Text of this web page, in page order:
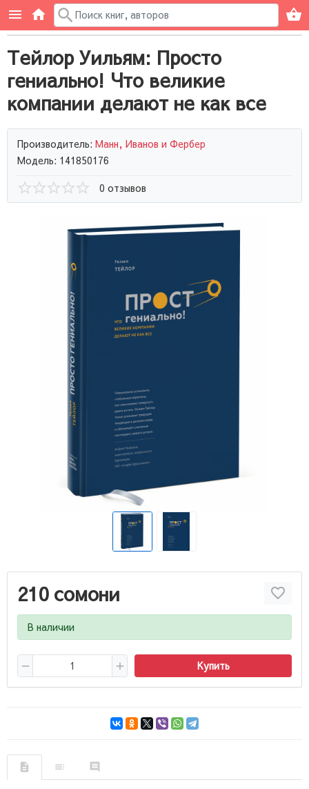
Тейлор Уильям: Просто
гениально! Что великие
компании делают не как все
Производитель: Манн, Иванов и Фербер
Модель: 141850176
0 отзывов
210 сомони
В наличии
Купить